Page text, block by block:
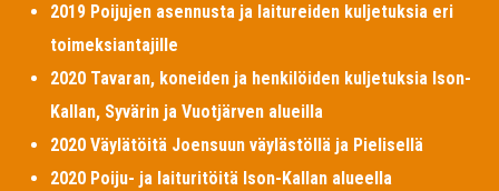
2019 Poijujen asennusta ja laitureiden kuljetuksia eri
toimeksiantajille
2020 Tavaran, koneiden ja henkilöiden kuljetuksia Ison-
Kallan, Syvärin ja Vuotjärven alueilla
2020 Väylätöitä Joensuun väylästöllä ja Pielisellä
2020 Poiju- ja laituritöitä Ison-Kallan alueella